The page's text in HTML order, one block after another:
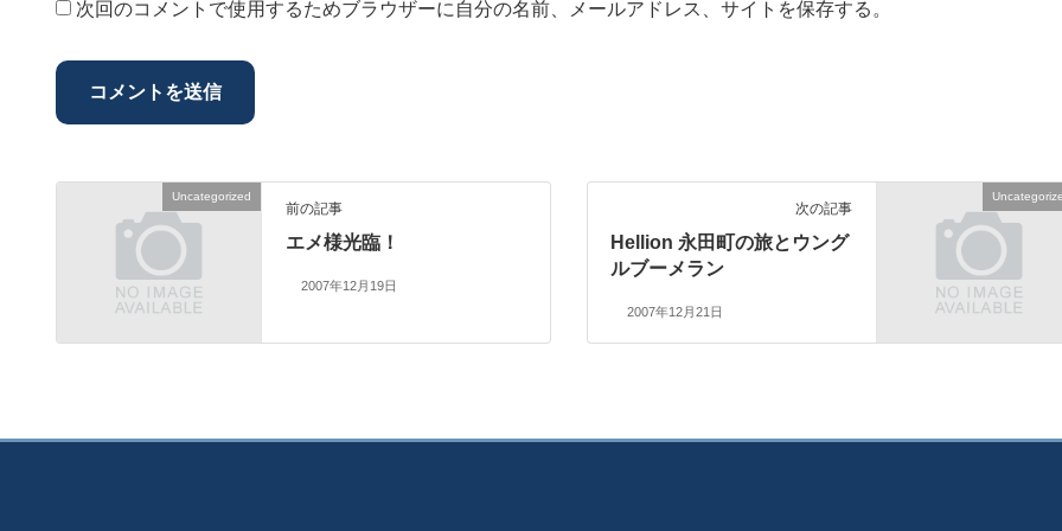
次回のコメントで使用するためブラウザーに自分の名前、メールアドレス、サイトを保存する。
Uncategorized
前の記事
エメ様光臨！
2007年12月19日
次の記事
Hellion 永田町の旅とウング
ルブーメラン
2007年12月21日